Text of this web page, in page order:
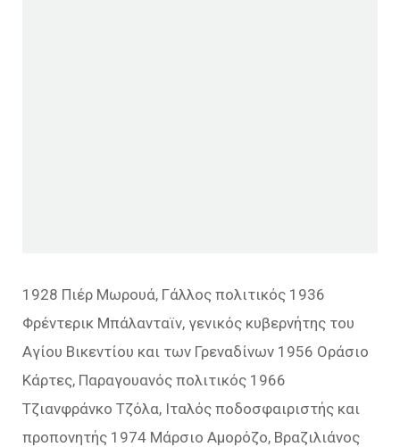
1928 Πιέρ Μωρουά, Γάλλος πολιτικός 1936
Φρέντερικ Μπάλανταϊν, γενικός κυβερνήτης του
Αγίου Βικεντίου και των Γρεναδίνων 1956 Οράσιο
Κάρτες, Παραγουανός πολιτικός 1966
Τζιανφράνκο Τζόλα, Ιταλός ποδοσφαιριστής και
προπονητής 1974 Μάρσιο Αμορόζο, Βραζιλιάνος